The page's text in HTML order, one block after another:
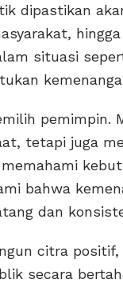
dipastikan
situasi
pemimpin.
tetapi juga
bahwa
dan
citra
secara